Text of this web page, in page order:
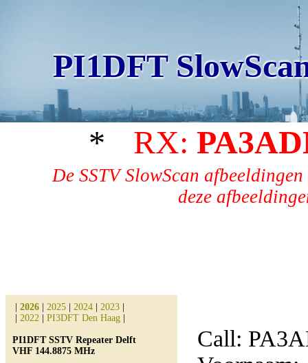
PI1DFT
* RX:
De SSTV SlowScan
deze
2026 2025 2024 2023
2022 PI3DFT Den Haag
PI1DFT SSTV Repeater Delft
VHF 144.8875 MHz
Call: